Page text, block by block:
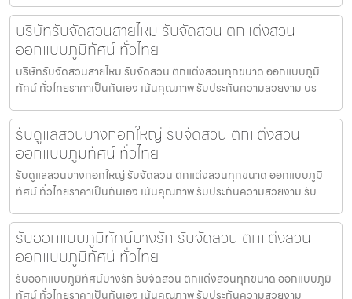
บริษัทรับจัดสวนสายไหม รับจัดสวน ตกแต่งสวน
ออกแบบภูมิทัศน์ ทั่วไทย
บริษัทรับจัดสวนสายไหม รับจัดสวน ตกแต่งสวนทุกขนาด ออกแบบภูมิ
ทัศน์ ทั่วไทยราคาเป็นกันเอง เน้นคุณภาพ รับประกันความสวยงาม บร
รับดูแลสวนบางกอกใหญ่ รับจัดสวน ตกแต่งสวน
ออกแบบภูมิทัศน์ ทั่วไทย
รับดูแลสวนบางกอกใหญ่ รับจัดสวน ตกแต่งสวนทุกขนาด ออกแบบภูมิ
ทัศน์ ทั่วไทยราคาเป็นกันเอง เน้นคุณภาพ รับประกันความสวยงาม รับ
รับออกแบบภูมิทัศน์บางรัก รับจัดสวน ตกแต่งสวน
ออกแบบภูมิทัศน์ ทั่วไทย
รับออกแบบภูมิทัศน์บางรัก รับจัดสวน ตกแต่งสวนทุกขนาด ออกแบบภูมิ
ทัศน์ ทั่วไทยราคาเป็นกันเอง เน้นคุณภาพ รับประกันความสวยงาม